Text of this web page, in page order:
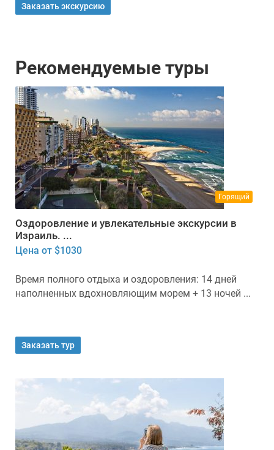
Заказать экскурсию
Рекомендуемые туры
Горящий
Оздоровление и увлекательные экскурсии в
Израиль. ...
Цена от $1030
Время полного отдыха и оздоровления: 14 дней
наполненных вдохновляющим морем + 13 ночей ...
Заказать тур